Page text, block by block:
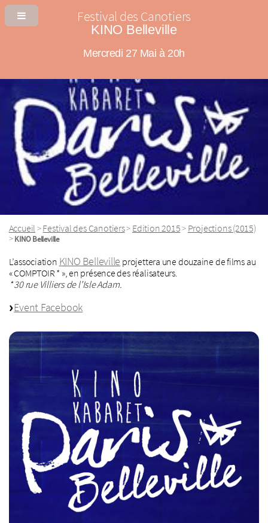
Festival des Canotiers
KINO Belleville
Mercredi 27 Mai à 20h
Accueil >Festival des Canotiers> Edition 2015> Projections (2015)
>KINO Belleville
L’association KINO Belleville projettera une douzaine de films au
« COMPTOIR * », en présence des réalisateurs.
* 30 rue Villiers de l’Isle Adam.
Event Facebook